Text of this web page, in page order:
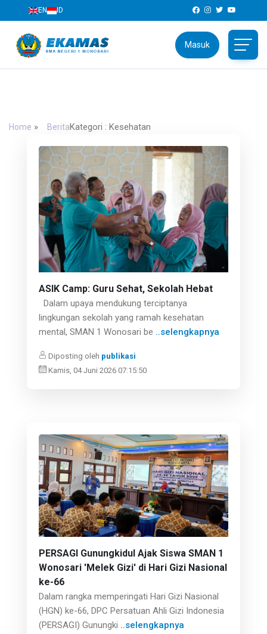
EN ID
Masuk
Home » BeritaKategori : Kesehatan
ASIK Camp: Guru Sehat, Sekolah Hebat
Dalam upaya mendukung terciptanya
lingkungan sekolah yang ramah kesehatan
mental, SMAN 1 Wonosari be ..selengkapnya
Diposting oleh publikasi
Kamis, 04 Juni 2026 07:15:50
PERSAGI Gunungkidul Ajak Siswa SMAN 1
Wonosari 'Melek Gizi' di Hari Gizi Nasional
ke-66
Dalam rangka memperingati Hari Gizi Nasional
(HGN) ke-66, DPC Persatuan Ahli Gizi Indonesia
(PERSAGI) Gunungki ..selengkapnya